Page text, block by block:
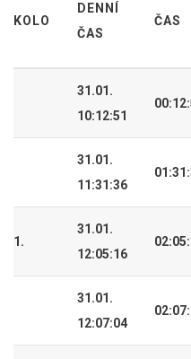
KOLO
DENNÍ
ČAS
ČAS
31.01.
10:12:51
31.01.
11:31:36
1.
31.01.
12:05:16
31.01.
12:07:04